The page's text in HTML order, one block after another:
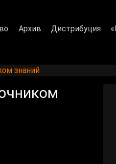
Архив Дистрибуция
знаний